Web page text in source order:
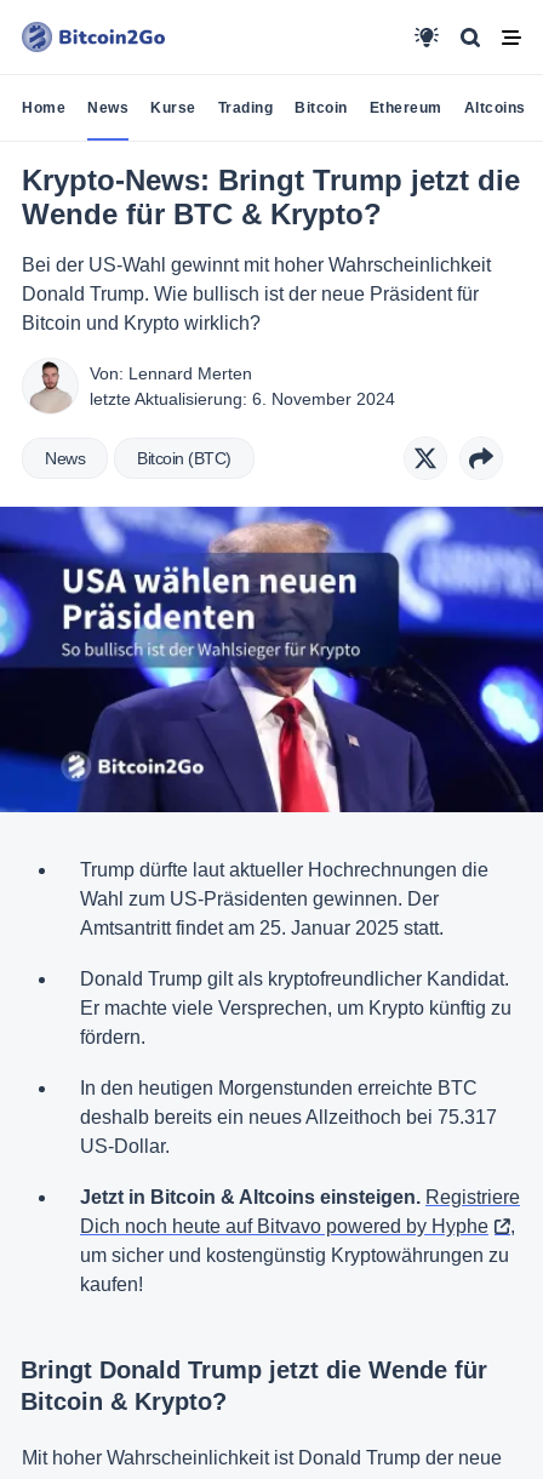
Home News Kurse Trading Bitcoin Ethereum Altcoins
Krypto-News: Bringt Trump jetzt die
Wende für BTC & Krypto?
Bei der US-Wahl gewinnt mit hoher Wahrscheinlichkeit
Donald Trump. Wie bullisch ist der neue Präsident für
Bitcoin und Krypto wirklich?
Von: Lennard Merten
letzte Aktualisierung: 6. November 2024
News Bitcoin (BTC)
Trump dürfte laut aktueller Hochrechnungen die
Wahl zum US-Präsidenten gewinnen. Der
Amtsantritt findet am 25. Januar 2025 statt.
Donald Trump gilt als kryptofreundlicher Kandidat.
Er machte viele Versprechen, um Krypto künftig zu
fördern.
In den heutigen Morgenstunden erreichte BTC
deshalb bereits ein neues Allzeithoch bei 75.317
US-Dollar.
Jetzt in Bitcoin & Altcoins einsteigen. Registriere
Dich noch heute auf Bitvavo powered by Hyphe
,
um sicher und kostengünstig Kryptowährungen zu
kaufen!
Bringt Donald Trump jetzt die Wende für
Bitcoin & Krypto?
Mit hoher Wahrscheinlichkeit ist Donald Trump der neue